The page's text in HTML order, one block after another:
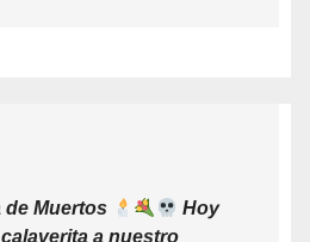
de Muertos
Hoy
a nuestro